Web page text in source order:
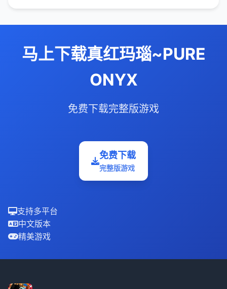
马上下载真红玛瑙~PURE
ONYX
免费下载完整版游戏
免费下载
完整版游戏
支持多平台
中文版本
精美游戏